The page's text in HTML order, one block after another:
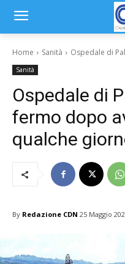
Home Sanità Ospedale di
Sanità
Ospedale di
fermo dopo
qualche
By Redazione CDN 25 Maggio